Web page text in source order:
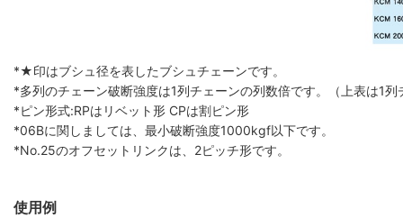
*★印はブシュ径を表したブシュチェーンです。
*多列のチェーン破断強度は1列チェーンの列数倍です。（上表は1
*ピン形式:RPはリベット形 CPは割ピン形
*06Bに関しましては、最小破断強度1000kgf以下です。
*No.25のオフセットリンクは、2ピッチ形です。
使用例